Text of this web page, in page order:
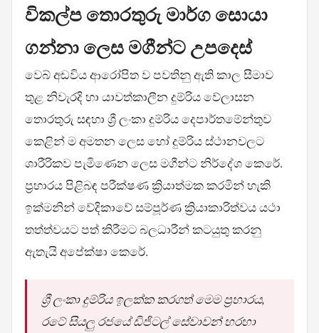
විකල්ප තොරතුරු මාර්ග සොයා
ගන්නා ලෙස මගීන්ට උපදෙස්
වෙබ් අඩවිය ආරෝපිත ව පවතිනු ඇති කාල සීමාව
තුළ නිවැරදි හා යාවත්කාලීන දුම්රිය වේලාසන
තොරතුරු සඳහා ශ්‍රී ලංකා දුම්රිය දෙපාර්තමේන්තුව
කෙළින් ම අමතන ලෙස හෝ දුම්රිය ස්ථානවලට
ශාරීරිකව පැමිණෙන ලෙස මගීන්ට නිර්දේශ කෙරේ.
ප්‍රහාරය පිළිබඳ පරීක්ෂණ ක්‍රියාත්මක කරමින් හැකි
ඉක්මනින් වේදිකාවේ සම්පූර්ණ ක්‍රියාකාරිත්වය යථා
තත්ත්වයට පත් කිරීමට බලධාරීන් කටයුතු කරනු
ඇතැයි අපේක්ෂා කෙරේ.
ශ්‍රී ලංකා දුම්රිය ඉලක්ක කරගත් මෙම ප්‍රහාරය,
රටේ සියලු රජයේ ඩිජිටල් සේවාවන් හරහා